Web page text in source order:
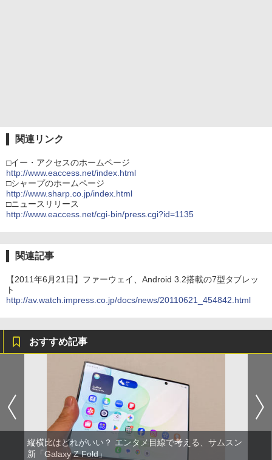
関連リンク
□イー・アクセスのホームページ
http://www.eaccess.net/index.html
□シャープのホームページ
http://www.sharp.co.jp/index.html
□ニュースリリース
http://www.eaccess.net/cgi-bin/press.cgi?id=1135
関連記事
【2011年6月21日】ファーウェイ、Android 3.2搭載の7型タブレッ
ト
http://av.watch.impress.co.jp/docs/news/20110621_454842.html
おすすめ記事
縦横比はどれがいい？ エンタメ目線で考える、サムスン
新「Galaxy Z Fold」